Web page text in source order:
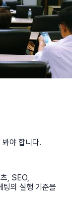
야 합니다.
, SEO,
팅의 실행 기준을